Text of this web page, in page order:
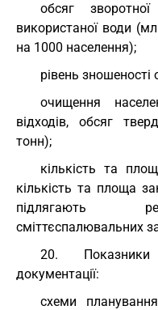
обсяг
використаної води
на 1000 населення);
рівень зношеності
очищення
відходів, обсяг
тонн);
кількість та
кількість та площа
підлягають
сміттєспалювальних
20. Показники
документації:
схеми